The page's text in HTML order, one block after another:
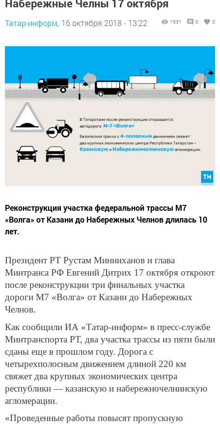
Набережные Челны 17 октября
Татар-информ, 16 октября 2018 - 13:22 1531 0 0
Реконструкция участка федеральной трассы М7
«Волга» от Казани до Набережных Челнов длилась 10
лет.
Президент РТ Рустам Минниханов и глава
Минтранса РФ Евгений Дитрих 17 октября откроют
после реконструкции три финальных участка
дороги М7 «Волга» от Казани до Набережных
Челнов.
Как сообщили ИА «Татар-информ» в пресс-службе
Минтранспорта РТ, два участка трассы из пяти были
сданы еще в прошлом году. Дорога с
четырехполосным движением длиной 220 км
свяжет два крупных экономических центра
республики — казанскую и набережночелнинскую
агломерации.
«Проведенные работы повысят пропускную